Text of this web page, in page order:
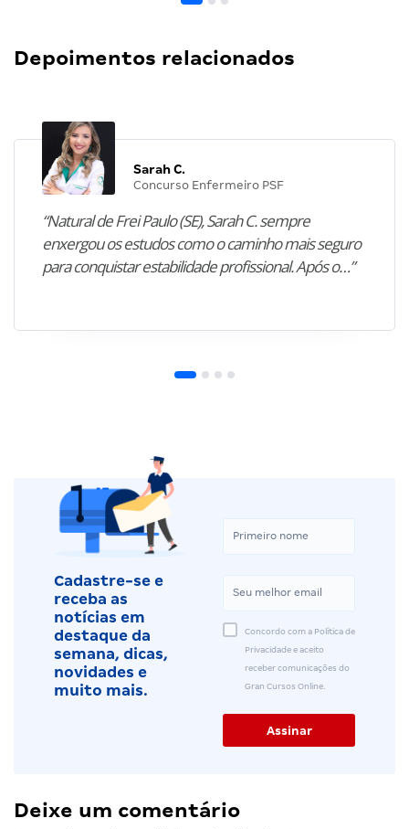
Depoimentos relacionados
Sarah C.
Concurso Enfermeiro PSF
“Natural de Frei Paulo (SE), Sarah C. sempre
enxergou os estudos como o caminho mais seguro
para conquistar estabilidade profissional. Após o…”
Cadastre-se e
receba as
notícias em
destaque da
semana, dicas,
novidades e
muito mais.
Concordo com a Política de
Privacidade e aceito
receber comunicações do
Gran Cursos Online.
Deixe um comentário